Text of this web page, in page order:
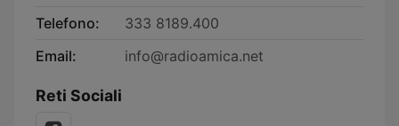
Telefono:
333 8189.400
Email:
info@radioamica.net
Reti Sociali